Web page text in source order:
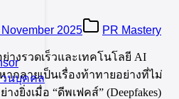
นบุคคล
November 2025 PR Mastery
างรวดเร็วและเทคโนโลยี AI
กลายเป็นเรื่องท้าทายอย่างที่ไม่
งยิ่งเมื่อ “ดีพเฟคส์” (Deepfakes)